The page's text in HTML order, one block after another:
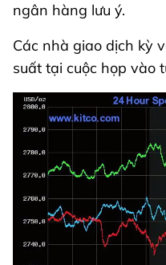
ngân hàng lưu ý.
Các nhà giao dịch kỳ
suất tại cuộc họp vào